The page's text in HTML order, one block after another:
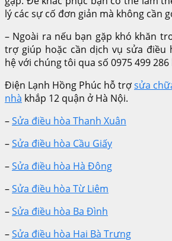
lý các sự cố đơn giản mà không cần
– Ngoài ra nếu bạn gặp khó khăn
trợ giúp hoặc cần dịch vụ sửa điều
hệ với chúng tôi qua số 0975 499 286
Điện Lạnh Hồng Phúc hỗ trợsửa
nhà khắp 12 quận ở Hà Nội.
–Sửa điều hòa Thanh Xuân
–Sửa điều hòa Cầu Giấy
–Sửa điều hòa Hà Đông
–Sửa điều hòa Từ Liêm
–Sửa điều hòa Ba Đình
–Sửa điều hòa Hai Bà Trưng